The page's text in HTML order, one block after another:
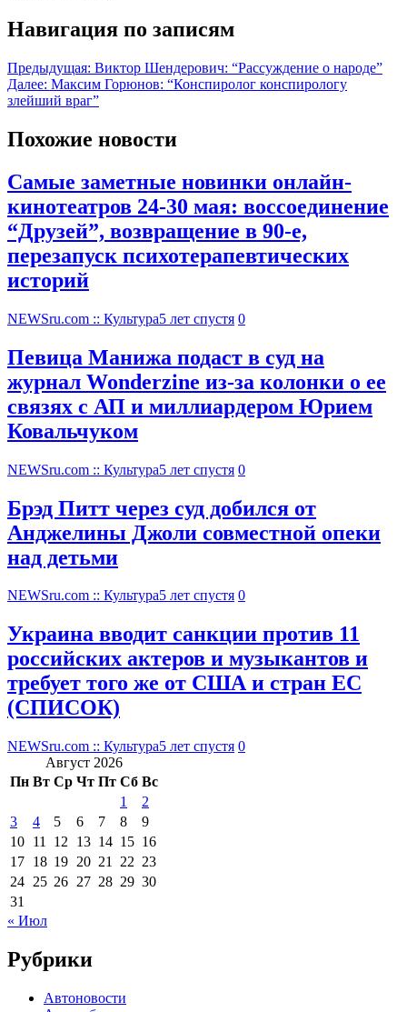
Навигация по записям
Предыдущая: Виктор Шендерович: “Рассуждение о народе”
Далее: Максим Горюнов: “Конспиролог конспирологу
злейший враг”
Похожие новости
Самые заметные новинки онлайн-
кинотеатров 24-30 мая: воссоединение
“Друзей”, возвращение в 90-е,
перезапуск психотерапевтических
историй
NEWSru.com :: Культура5 лет спустя 0
Певица Манижа подаст в суд на
журнал Wonderzine из-за колонки о ее
связях с АП и миллиардером Юрием
Ковальчуком
NEWSru.com :: Культура5 лет спустя 0
Брэд Питт через суд добился от
Анджелины Джоли совместной опеки
над детьми
NEWSru.com :: Культура5 лет спустя 0
Украина вводит санкции против 11
российских актеров и музыкантов и
требует того же от США и стран ЕС
(СПИСОК)
NEWSru.com :: Культура5 лет спустя 0
Август 2026
Пн Вт Ср Чт Пт Сб Вс
1
2
3
4 5 6 7 8
9
10 11 12 13 14 15 16
17 18 19 20 21 22 23
24 25 26 27 28 29 30
31
« Июл
Рубрики
Автоновости